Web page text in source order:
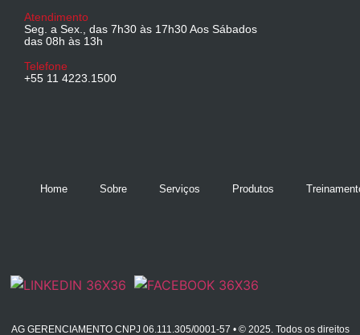
Atendimento
Seg. a Sex., das 7h30 às 17h30 Aos Sábados
das 08h às 13h
Telefone
+55 11 4223.1500
Home Sobre Serviços Produtos
AG GERENCIAMENTO CNPJ 06.111.305/0001-57 • © 2025. Todos os direitos